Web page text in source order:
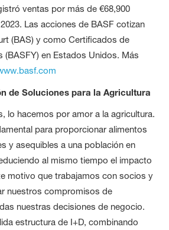
ventas por más de €68,900
Las acciones de BASF cotizan
(BAS) y como Certificados de
(BASFY) en Estados Unidos. Más
de Soluciones para la Agricultura
lo hacemos por amor a la agricultura.
para proporcionar alimentos
y asequibles a una población en
al mismo tiempo el impacto
motivo que trabajamos con socios y
nuestros compromisos de
nuestras decisiones de negocio.
estructura de I+D, combinando